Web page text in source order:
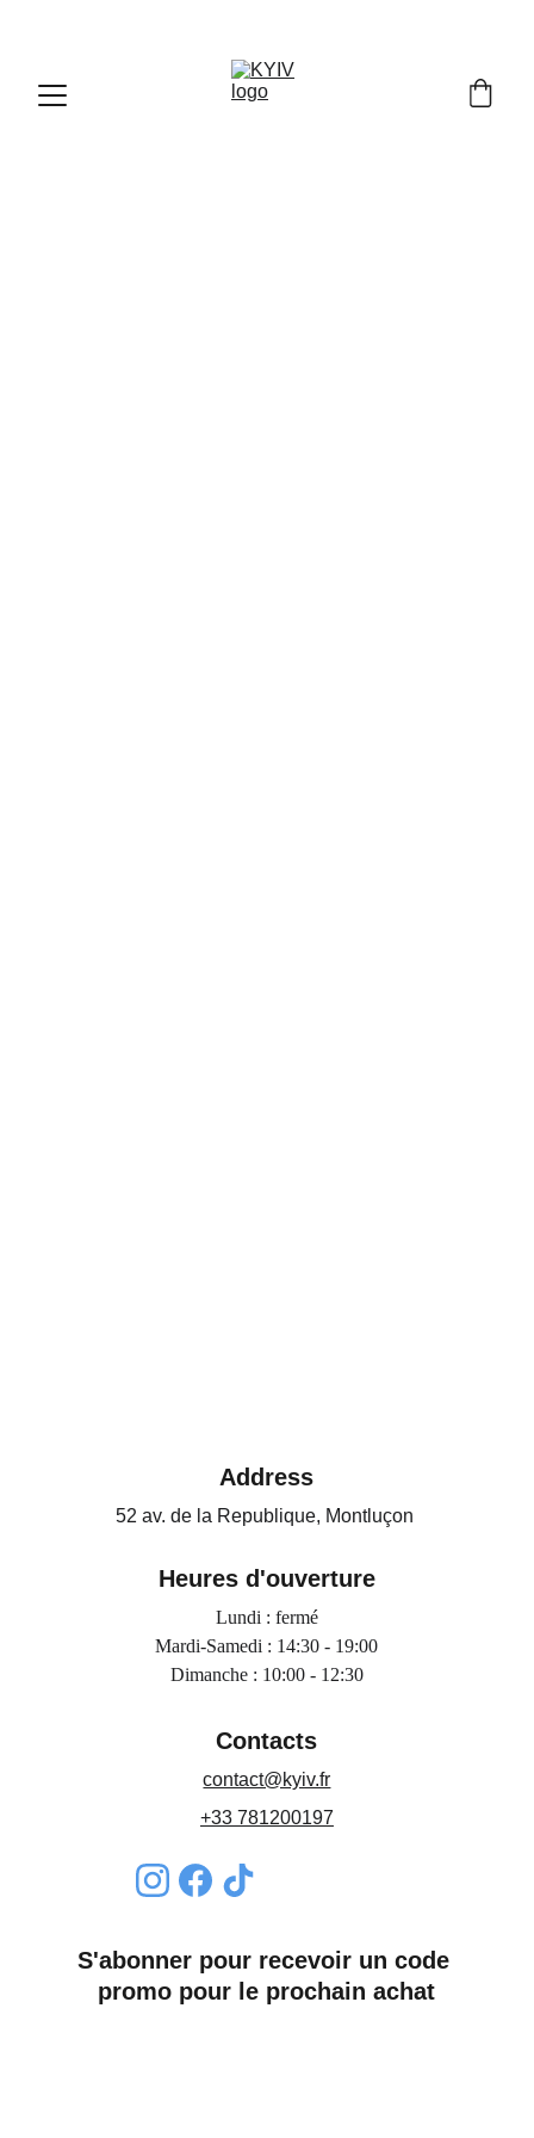
Address
52 av. de la Republique, Montluçon
Contacts
contact@kyiv.fr
+33 781200197
S'abonner pour recevoir un code
promo pour le prochain achat
Heures d'ouverture
Lundi : fermé
Mardi-Samedi : 14:30 - 19:00
Dimanche : 10:00 - 12:30